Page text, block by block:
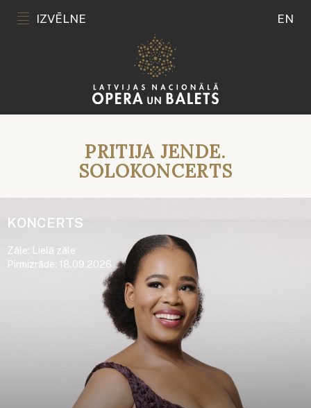
IZVĒLNE EN
PRITIJA JENDE.
SOLOKONCERTS
KONCERTS
Zāle: Lielā zāle
Pirmizrāde: 18.09.2026